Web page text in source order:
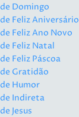
Domingo
Feliz Aniversário
Feliz Ano Novo
Feliz Natal
Feliz Páscoa
Gratidão
Humor
Indireta
Jesus